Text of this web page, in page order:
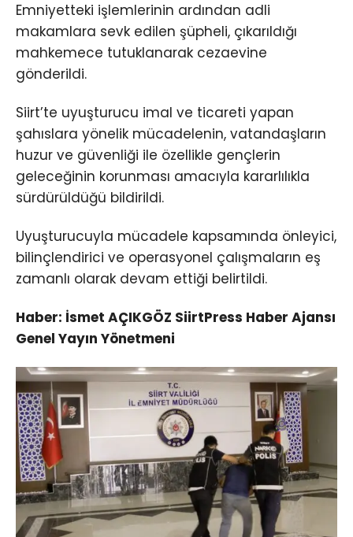
Emniyetteki işlemlerinin ardından adli
makamlara sevk edilen şüpheli, çıkarıldığı
mahkemece tutuklanarak cezaevine
gönderildi.
Siirt’te uyuşturucu imal ve ticareti yapan
şahıslara yönelik mücadelenin, vatandaşların
huzur ve güvenliği ile özellikle gençlerin
geleceğinin korunması amacıyla kararlılıkla
sürdürüldüğü bildirildi.
Uyuşturucuyla mücadele kapsamında önleyici,
bilinçlendirici ve operasyonel çalışmaların eş
zamanlı olarak devam ettiği belirtildi.
Haber: İsmet AÇIKGÖZ SiirtPress Haber Ajansı
Genel Yayın Yönetmeni